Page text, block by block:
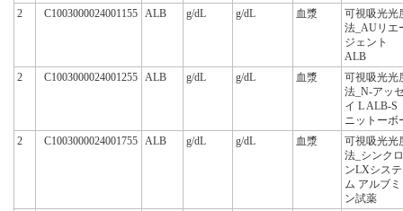
2
C1003000024001155 ALB g/dL g/dL 血漿
可視吸光光
法_AUリエ
ジェント
ALB
2
C1003000024001255 ALB g/dL g/dL 血漿
可視吸光光
法_N-アッ
イ L ALB-S
ニットーボ
2
C1003000024001755 ALB g/dL g/dL 血漿
可視吸光光
法_シンクロ
ンLXシステ
ム アルブミ
ン試薬